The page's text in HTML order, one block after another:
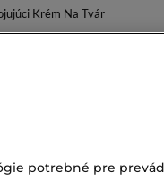
Krém Na Tvár
Darčeky k
potrebné pre